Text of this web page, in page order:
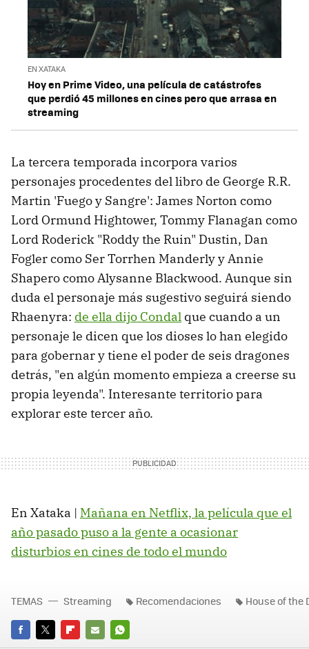
EN XATAKA
Hoy en Prime Video, una película de catástrofes
que perdió 45 millones en cines pero que arrasa en
streaming
La tercera temporada incorpora varios
personajes procedentes del libro de George R.R.
Martin 'Fuego y Sangre': James Norton como
Lord Ormund Hightower, Tommy Flanagan como
Lord Roderick "Roddy the Ruin" Dustin, Dan
Fogler como Ser Torrhen Manderly y Annie
Shapero como Alysanne Blackwood. Aunque sin
duda el personaje más sugestivo seguirá siendo
Rhaenyra: de ella dijo Condal que cuando a un
personaje le dicen que los dioses lo han elegido
para gobernar y tiene el poder de seis dragones
detrás, "en algún momento empieza a creerse su
propia leyenda". Interesante territorio para
explorar este tercer año.
En Xataka | Mañana en Netflix, la película que el
año pasado puso a la gente a ocasionar
disturbios en cines de todo el mundo
TEMAS Streaming Recomendaciones House of the